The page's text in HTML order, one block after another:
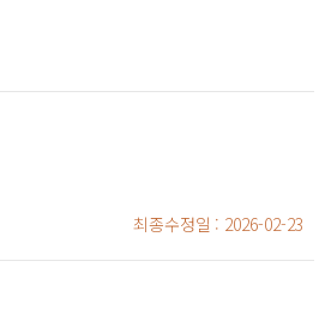
최종수정일 : 2026-02-23